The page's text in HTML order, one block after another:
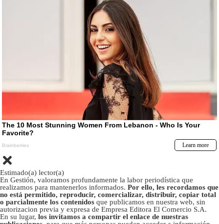
Estimado(a) lector(a)
En Gestión, valoramos profundamente la labor periodística que
realizamos para mantenerlos informados. Por ello, les recordamos que
no está permitido, reproducir, comercializar, distribuir, copiar total
o parcialmente los contenidos que publicamos en nuestra web, sin
autorizacion previa y expresa de Empresa Editora El Comercio S.A.
En su lugar, los invitamos a compartir el enlace de nuestras